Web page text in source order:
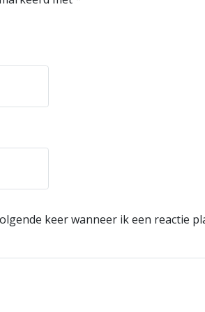
keer wanneer ik een reactie